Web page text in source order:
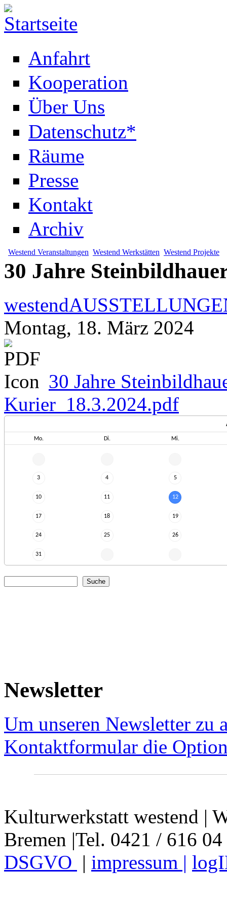
Anfahrt
Kooperation
Über Uns
Datenschutz*
Räume
Presse
Kontakt
Archiv
Westend Veranstaltungen Westend Werkstätten Westend Projekte
30 Jahre
Montag, 18. März 2024
30 Jahre
Kurier_18.3.2024.pdf
Mo. Di. Mi.
3 4 5
10 11 12
17 18 19
24 25 26
31
Newsletter
Um unseren Newsletter zu
Kontaktformular die
Kulturwerkstatt westend |
Bremen |Tel. 0421 / 616
DSGVO | impressum |